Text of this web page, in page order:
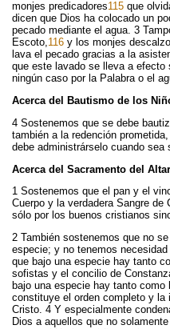
monjes predicadores115 que
dicen que Dios ha colocado un
pecado mediante el agua. 3
Escoto,116 y los monjes
lava el pecado gracias a la
que este lavado se lleva a
ningún caso por la Palabra o el
Acerca del Bautismo de los
4 Sostenemos que se debe
también a la redención
debe administrárselo cuando sea
Acerca del Sacramento del Altar
1 Sostenemos que el pan y el
Cuerpo y la verdadera Sangre
sólo por los buenos cristianos
2 También sostenemos que no
especie; y no tenemos
que bajo una especie hay tanto
sofistas y el concilio de
bajo una especie hay tanto
constituye el orden completo y la
Cristo. 4 Y especialmente
Dios a aquellos que no